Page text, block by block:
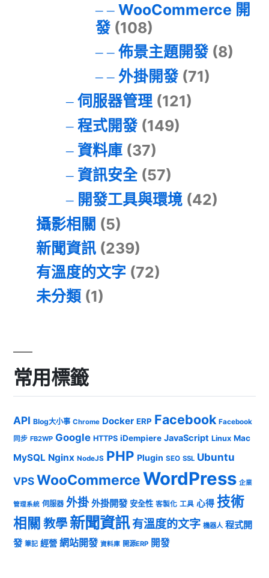
WooCommerce 開
發(108)
佈景主題開發(8)
外掛開發(71)
伺服器管理(121)
程式開發(149)
資料庫(37)
資訊安全(57)
開發工具與環境(42)
攝影相關 (5)
新聞資訊 (239)
有溫度的文字 (72)
未分類 (1)
常用標籤
API Blog大小事 Chrome Docker ERP Facebook Facebook
同步 FB2WP Google HTTPS iDempiere JavaScript Linux Mac
MySQL Nginx NodeJS PHP Plugin SEO SSL Ubuntu
VPSWooCommerceWordPress 企業
管理系統 伺服器 外掛 外掛開發 安全性 客製化 工具 心得 技術
相關 教學 新聞資訊有溫度的文字 機器人 程式開
發 筆記 經營 網站開發 資料庫 開源ERP 開發